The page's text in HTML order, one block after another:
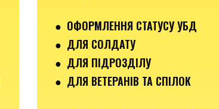
● ОФОРМЛЕННЯ СТАТУСУ УБД
● ДЛЯ СОЛДАТУ
● ДЛЯ ПІДРОЗДІЛУ
● ДЛЯ ВЕТЕРАНІВ ТА СПІЛОК